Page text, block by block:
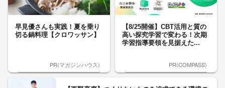
早見優さんも実践！夏を乗り
切る鍋料理【クロワッサン】
PR(マガジンハウス)
【8/25開催】CBT活用と質の
高い探究学習で変わる！次期
学習指導要領を見据えた...
PR(COMPASS)